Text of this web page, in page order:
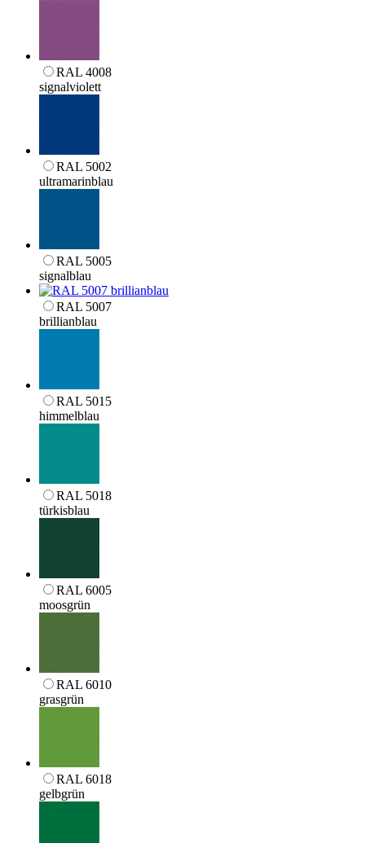
RAL 4008
signalviolett
RAL 5002
ultramarinblau
RAL 5005
signalblau
RAL 5007
brillianblau
RAL 5015
himmelblau
RAL 5018
türkisblau
RAL 6005
moosgrün
RAL 6010
grasgrün
RAL 6018
gelbgrün